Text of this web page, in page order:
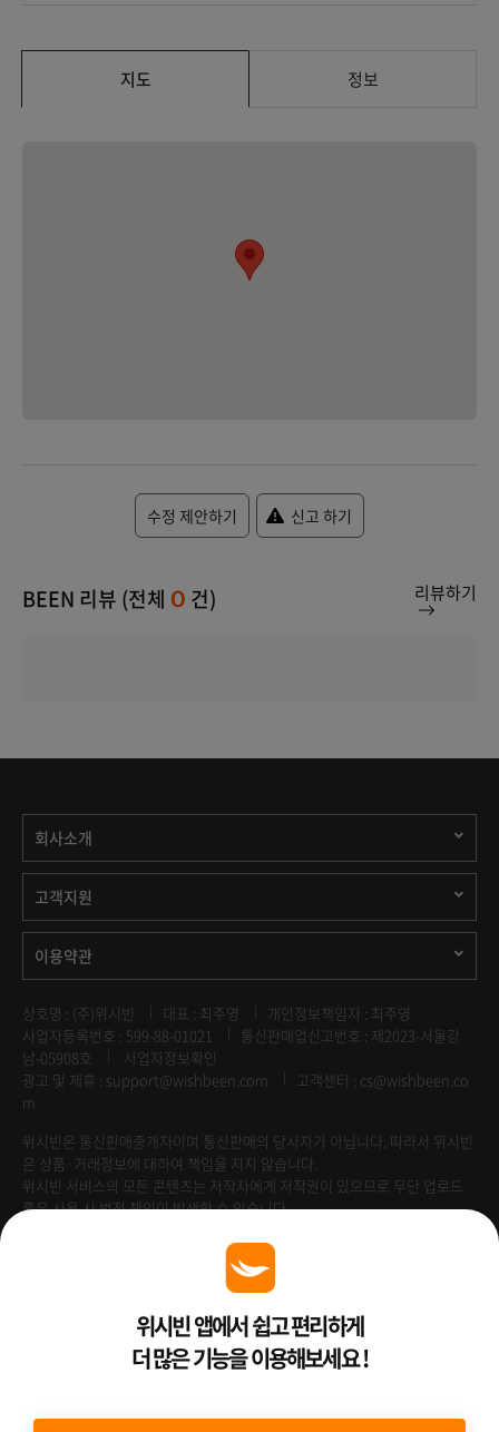
지도 정보
수정 제안하기 신고 하기
BEEN 리뷰 (전체 0 건) 리뷰하기
회사소개
고객지원
이용약관
상호명 : (주)위시빈 대표 : 최주영
개인정보책임자 : 최주영
사업자등록번호 : 599-88-01021
통신판매업신고번호 : 제2023-서울강
남-05908호
사업자정보확인
광고 및 제휴 : support@wishbeen.com
고객센터 : cs@wishbeen.co
m
위시빈은 통신판매중개자이며 통신판매의 당사자가 아닙니다. 따라서 위시빈
은 상품·거래정보에 대하여 책임을 지지 않습니다.
위시빈 서비스의 모든 콘텐츠는 저작자에게 저작권이 있으므로 무단 업로드
혹은 사용 시 법적 책임이 발생할 수 있습니다.
Venture Enterprise위시빈 앱에서 쉽고 편리하게
더 많은 기능을 이용해보세요 !